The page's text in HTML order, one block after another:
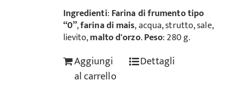
Ingredienti: Farina di frumento tipo
“0”,farina di mais, acqua, strutto, sale,
lievito,malto d'orzo.Peso: 280 g.
Aggiungi
al carrello
Dettagli